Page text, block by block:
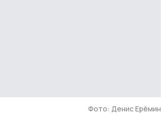
Фото: Денис Ерёмин